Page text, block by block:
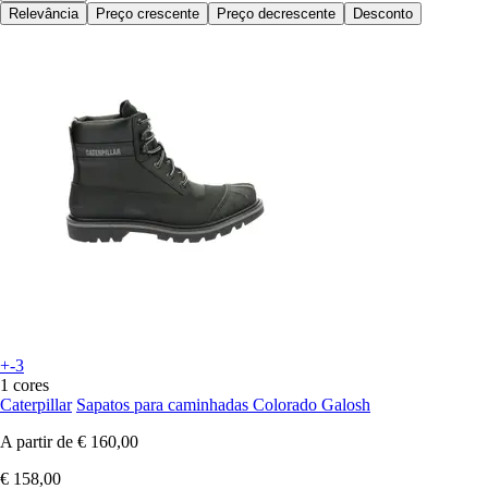
Relevância
Preço crescente Preço decrescente Desconto
+-3
1 cores
Caterpillar Sapatos para caminhadas Colorado Galosh
A partir de € 160,00
€ 158,00